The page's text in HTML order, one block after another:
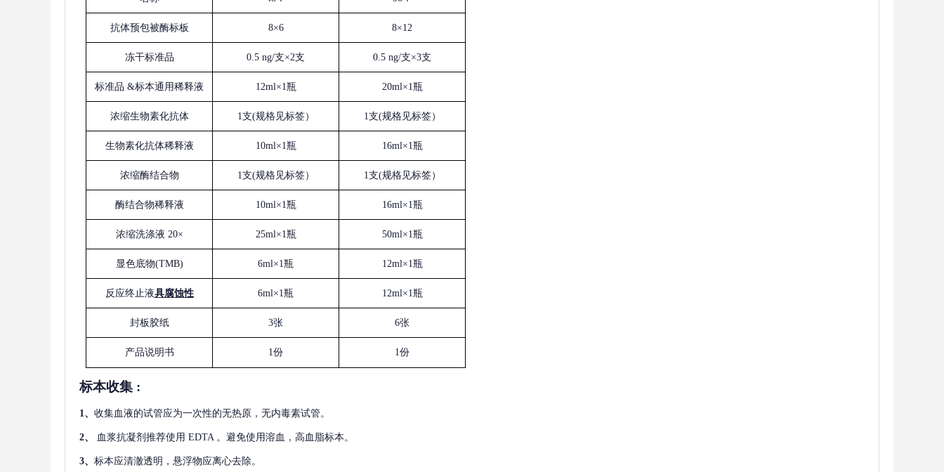
抗体预包被酶标板 8×6 8×12
冻干标准品 0.5 ng/支×2支 0.5 ng/支×3支
标准品 &标本通用稀释液 12ml×1瓶 20ml×1瓶
浓缩生物素化抗体 1支(规格见标签） 1支(规格见标签）
生物素化抗体稀释液 10ml×1瓶 16ml×1瓶
浓缩酶结合物 1支(规格见标签） 1支(规格见标签）
酶结合物稀释液 10ml×1瓶 16ml×1瓶
浓缩洗涤液 20× 25ml×1瓶 50ml×1瓶
显色底物(TMB) 6ml×1瓶 12ml×1瓶
反应终止液具腐蚀性 6ml×1瓶 12ml×1瓶
封板胶纸 3张 6张
产品说明书 1份 1份
标本收集 :
1、 收集血液的试管应为一次性的无热原，无内毒素试管。
2、 血浆抗凝剂推荐使用 EDTA 。避免使用溶血，高血脂标本。
3、 标本应清澈透明，悬浮物应离心去除。